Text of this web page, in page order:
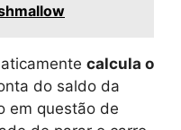
calcula o
do saldo da
em questão de